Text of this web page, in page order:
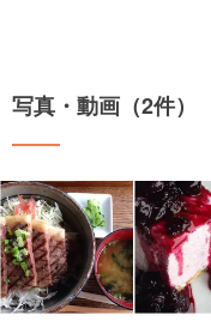
写真・動画（2件）